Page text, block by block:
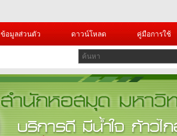
ข้อมูลส่วนตัว ดาวน์โหลด คู่มือการใช้